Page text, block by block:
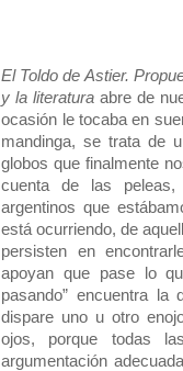
El Toldo de Astier.
y la literatura abre de
ocasión le tocaba en
mandinga, se trata de
globos que finalmente
cuenta de las
argentinos que
está ocurriendo, de
persisten en
apoyan que pase lo
pasando” encuentra la
dispare uno u otro
ojos, porque todas
argumentación